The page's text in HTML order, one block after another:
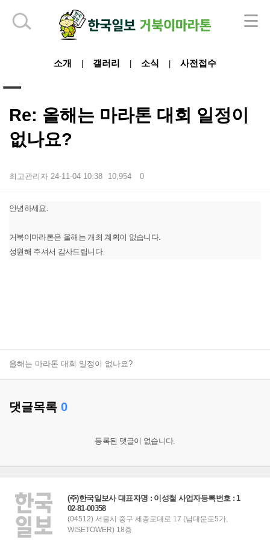
소개 갤러리 소식 사전접수
Re: 올해는 마라톤 대회 일정이
없나요?
최고관리자 24-11-04 10:38 10,954 0
본문
안녕하세요.
거북이마라톤은 올해는 개최 계획이 없습니다.
성원해 주셔서 감사드립니다.
올해는 마라톤 대회 일정이 없나요?
댓글목록 0
등록된 댓글이 없습니다.
하단 영역
(주)한국일보사 대표자명 : 이성철 사업자등록번호 : 1
02-81-00358
(04512) 서울시 중구 세종로대로 17 (남대문로5가,
WISETOWER) 18층